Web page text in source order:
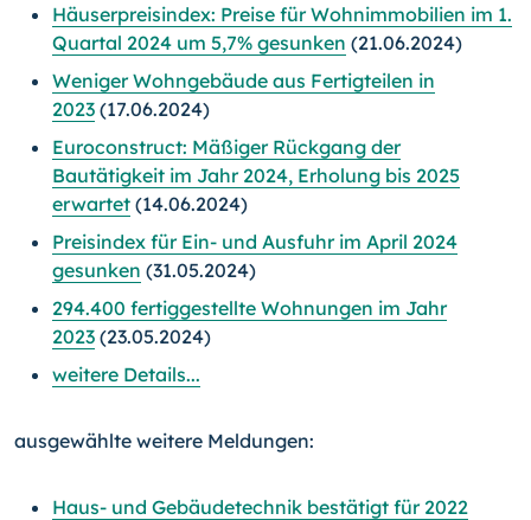
Häuserpreisindex: Preise für Wohnimmobilien im 1.
Quartal 2024 um 5,7% gesunken (21.06.2024)
Weniger Wohngebäude aus Fertigteilen in
2023 (17.06.2024)
Euroconstruct: Mäßiger Rückgang der
Bautätigkeit im Jahr 2024, Erholung bis 2025
erwartet (14.06.2024)
Preisindex für Ein- und Ausfuhr im April 2024
gesunken (31.05.2024)
294.400 fertiggestellte Wohnungen im Jahr
2023 (23.05.2024)
weitere Details...
ausgewählte weitere Meldungen:
Haus- und Gebäudetechnik bestätigt für 2022